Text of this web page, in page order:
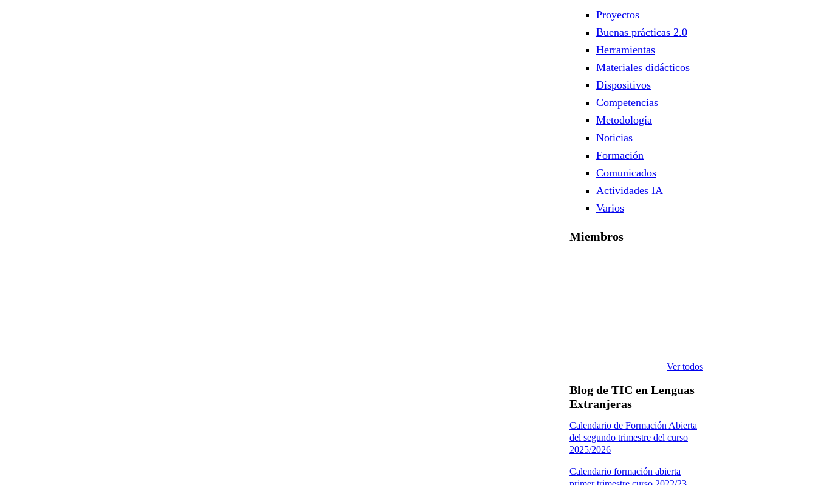
Proyectos
Buenas prácticas 2.0
Herramientas
Materiales didácticos
Dispositivos
Competencias
Metodología
Noticias
Formación
Comunicados
Actividades IA
Varios
Miembros
Ver todos
Blog de TIC en Lenguas
Extranjeras
Calendario de Formación Abierta
del segundo trimestre del curso
2025/2026
Calendario formación abierta